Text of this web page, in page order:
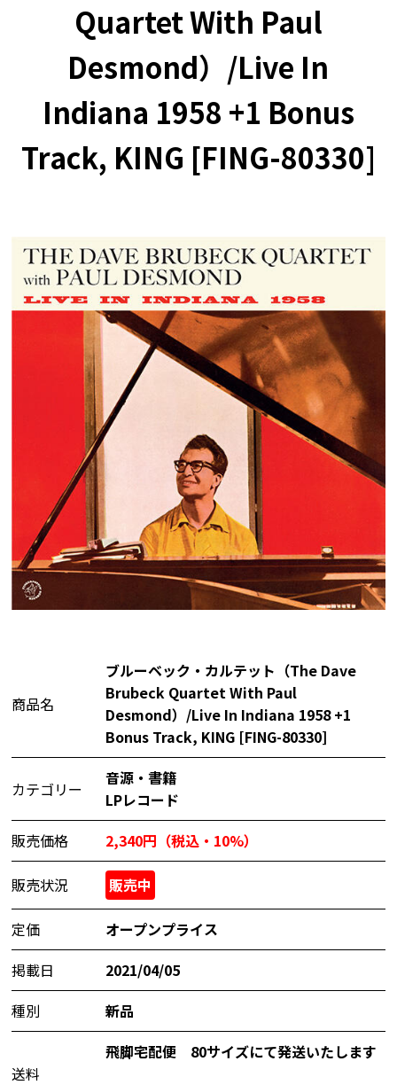
Quartet With Paul
Desmond）/Live In
Indiana 1958 +1 Bonus
Track, KING [FING-80330]
商品名
ブルーベック・カルテット（The Dave
Brubeck Quartet With Paul
Desmond）/Live In Indiana 1958 +1
Bonus Track, KING [FING-80330]
カテゴリー
音源・書籍
LPレコード
販売価格
2,340円（税込・10%）
販売状況 販売中
定価
オープンプライス
掲載日
2021/04/05
種別
新品
送料
飛脚宅配便 80サイズにて発送いたします